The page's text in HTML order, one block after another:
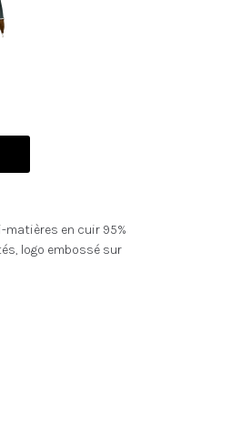
matières en cuir 95%
logo embossé sur